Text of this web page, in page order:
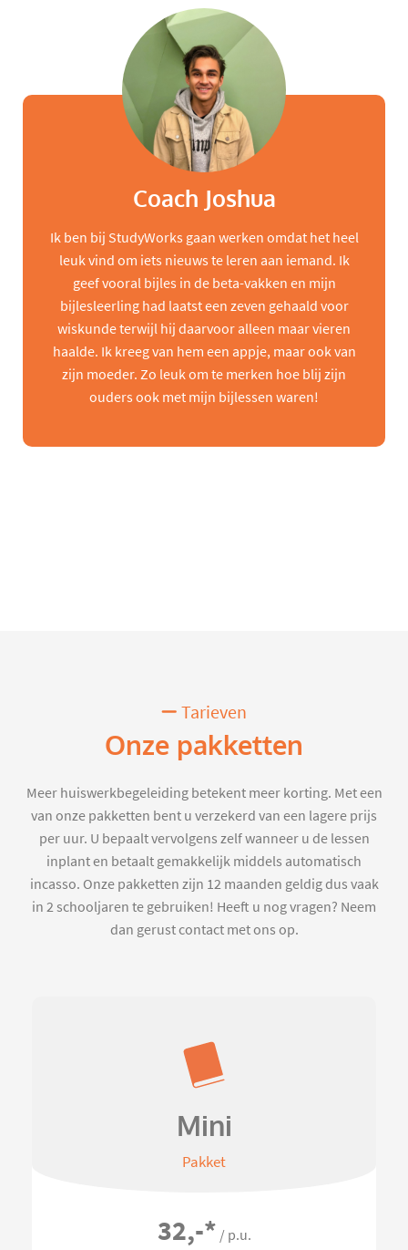
Coach Joshua
Ik ben bij StudyWorks gaan werken omdat het heel
leuk vind om iets nieuws te leren aan iemand. Ik
geef vooral bijles in de beta-vakken en mijn
bijlesleerling had laatst een zeven gehaald voor
wiskunde terwijl hij daarvoor alleen maar vieren
haalde. Ik kreeg van hem een appje, maar ook van
zijn moeder. Zo leuk om te merken hoe blij zijn
ouders ook met mijn bijlessen waren!
Tarieven
Onze pakketten
Meer huiswerkbegeleiding betekent meer korting. Met een
van onze pakketten bent u verzekerd van een lagere prijs
per uur. U bepaalt vervolgens zelf wanneer u de lessen
inplant en betaalt gemakkelijk middels automatisch
incasso. Onze pakketten zijn 12 maanden geldig dus vaak
in 2 schooljaren te gebruiken! Heeft u nog vragen? Neem
dan gerust contact met ons op.
Mini
Pakket
32,-* / p.u.